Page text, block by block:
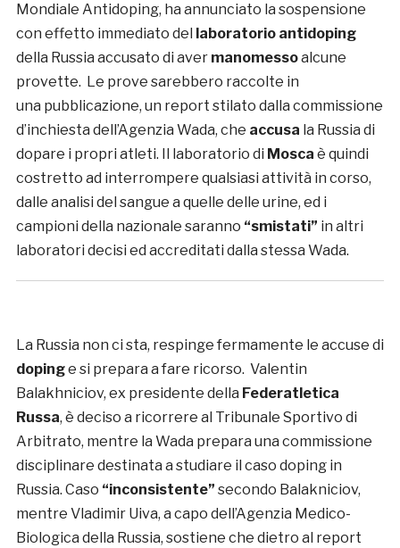
Mondiale Antidoping, ha annunciato la sospensione
con effetto immediato del
laboratorio antidoping
della Russia accusato di aver manomessoalcune
provette. Le prove sarebbero raccolte in
una pubblicazione, un report stilato dalla commissione
d’inchiesta dell’Agenzia Wada, che accusa la Russia di
dopare i propri atleti. Il laboratorio di Mosca è quindi
costretto ad interrompere qualsiasi attività in corso,
dalle analisi del sangue a quelle delle urine, ed i
campioni della nazionale saranno “smistati” in altri
laboratori decisi ed accreditati dalla stessa Wada.
La Russia non ci sta, respinge fermamente le accuse di
dopinge si prepara a fare ricorso. Valentin
Balakhniciov, ex presidente della Federatletica
Russa, è deciso a ricorrere al Tribunale Sportivo di
Arbitrato, mentre la Wada prepara una commissione
disciplinare destinata a studiare il caso doping in
Russia. Caso “inconsistente” secondo Balakniciov,
mentre Vladimir Uiva, a capo dell’Agenzia Medico-
Biologica della Russia, sostiene che dietro al report